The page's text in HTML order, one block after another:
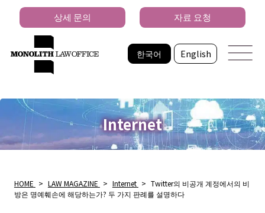
한국어 English
상세 문의 자료 요청
Internet
HOME > LAW MAGAZINE > Internet > Twitter의 비공개 계정에서의 비
방은 명예훼손에 해당하는가? 두 가지 판례를 설명하다